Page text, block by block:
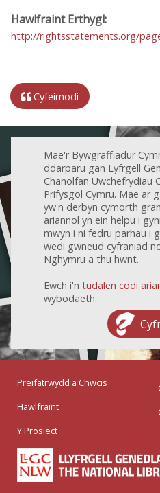
Hawlfraint Erthygl:
http://rightsstatements.org/
Cyfeirnodi
Mae'r Bywgraffiadur
ddarparu gan Lyfrgell
Chanolfan Uwchefrydiau
Prifysgol Cymru. Mae ar
yw'n derbyn cymorth
ariannol yn ein helpu i
mwyn i ni fedru parhau i
wedi gwneud cyfraniad
Nghymru a thu hwnt.
Ewch i'n tudalen codi
wybodaeth.
Preifatrwydd a Chwcis
Hawlfraint
Y Prosiect